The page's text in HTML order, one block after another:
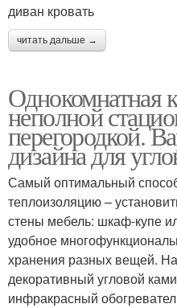
диван кровать
читать дальше →
Однокомнатная
неполной
перегородкой.
дизайна для
Самый оптимальный
теплоизоляцию –
стены мебель: шкаф-купе
удобное
хранения разных вещей.
декоративный угловой
инфракрасный